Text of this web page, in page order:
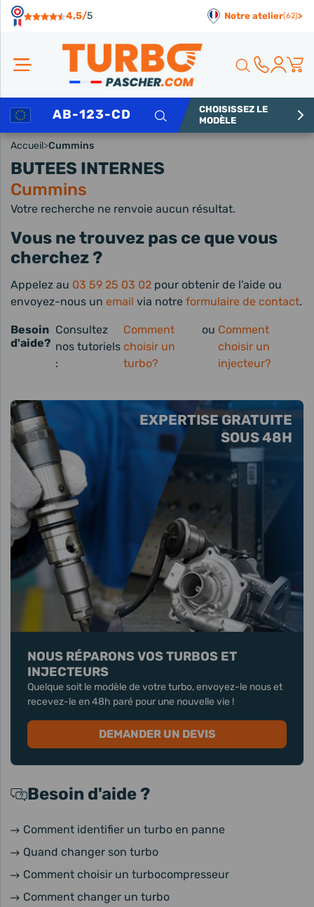
4,5/5 Notre atelier(62)>
Rechercher
CHOISISSEZ LE
MODÈLE
Accueil>Cummins
BUTEES INTERNES
Cummins
EXPERTISE GRATUITE
SOUS 48H
NOUS RÉPARONS VOS TURBOS ET
INJECTEURS
Quelque soit le modèle de votre turbo, envoyez-le nous et
recevez-le en 48h paré pour une nouvelle vie !
DEMANDER UN DEVIS
Besoin d'aide ?
Comment identifier un turbo en panne
Quand changer son turbo
Comment choisir un turbocompresseur
Comment changer un turbo
Votre recherche ne renvoie aucun résultat.
Vous ne trouvez pas ce que vous
cherchez ?
Appelez au 03 59 25 03 02 pour obtenir de l'aide ou
envoyez-nous un email via notre formulaire de contact.
Besoin
d'aide?
Consultez
nos tutoriels
:
Comment
choisir un
turbo?
ou Comment
choisir un
injecteur?
Panneau de gestion des cookies